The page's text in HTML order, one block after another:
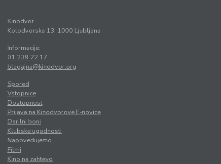
Kinodvor
Kolodvorska 13, 1000 Ljubljana
Informacije:
01 239 22 17
blagajna@kinodvor.org
Spored
Vstopnice
Dostopnost
Prijava na Kinodvorove E-novice
Darilni boni
Klubske ugodnosti
Napovedujemo
Filmi
Kino na zahtevo